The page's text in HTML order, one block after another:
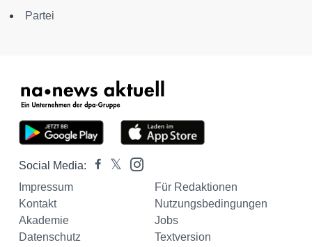
Partei
Social Media:
Impressum
Für Redaktionen
Kontakt
Nutzungsbedingungen
Akademie
Jobs
Datenschutz
Textversion